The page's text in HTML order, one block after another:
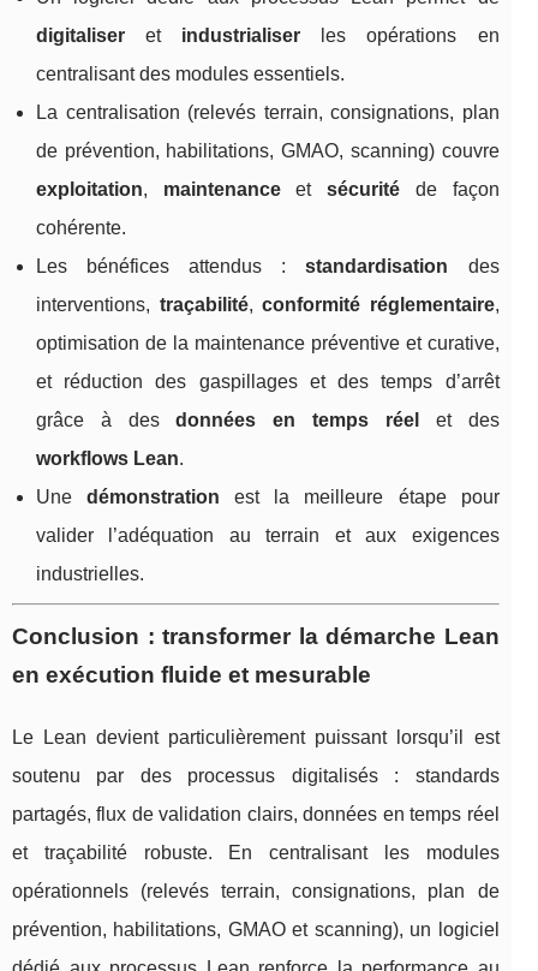
digitaliser et industrialiser les opérations en
centralisant des modules essentiels.
La centralisation (relevés terrain, consignations, plan
de prévention, habilitations, GMAO, scanning) couvre
exploitation, maintenanceetsécurité de façon
cohérente.
Les bénéfices attendus :standardisation des
interventions, traçabilité,conformité réglementaire,
optimisation de la maintenance préventive et curative,
et réduction des gaspillages et des temps d’arrêt
grâce à desdonnées en temps réel
et des
workflows Lean.
Unedémonstration est la meilleure étape pour
valider l’adéquation au terrain et aux exigences
industrielles.
Conclusion : transformer la démarche Lean
en exécution fluide et mesurable
Le Lean devient particulièrement puissant lorsqu’il est
soutenu par des processus digitalisés : standards
partagés, flux de validation clairs, données en temps réel
et traçabilité robuste. En centralisant les modules
opérationnels (relevés terrain, consignations, plan de
prévention, habilitations, GMAO et scanning), un logiciel